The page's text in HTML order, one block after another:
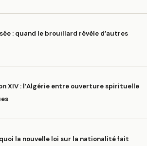
: quand le brouillard révèle d’autres
XIV : l’Algérie entre ouverture spirituelle
la nouvelle loi sur la nationalité fait